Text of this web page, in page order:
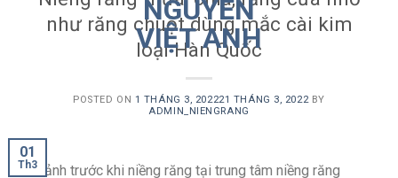
như răng chuột dùng mắc cài kim
loại Hàn Quốc
POSTED ON 1 THÁNG 3, 202221 THÁNG 3, 2022 BY
ADMIN_NIENGRANG
01
Th3
Hình ảnh trước khi niềng răng tại trung tâm niềng răng